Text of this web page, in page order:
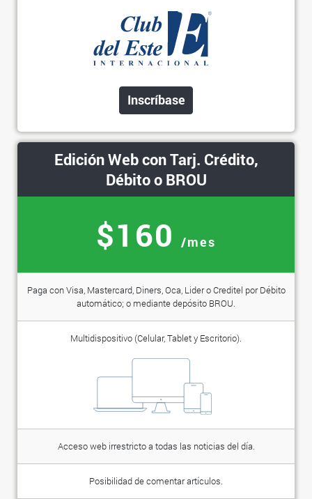
Inscríbase
Edición Web con Tarj. Crédito,
Débito o BROU
$160 /mes
Paga con Visa, Mastercard, Diners, Oca, Lider o Creditel por Débito
automático; o mediante depósito BROU.
Multidispositivo (Celular, Tablet y Escritorio).
Acceso web irrestricto a todas las noticias del día.
Posibilidad de comentar artículos.